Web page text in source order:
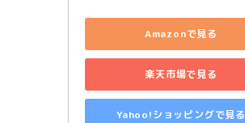
Amazonで見る
楽天市場で見る
Yahoo!ショッピングで見る